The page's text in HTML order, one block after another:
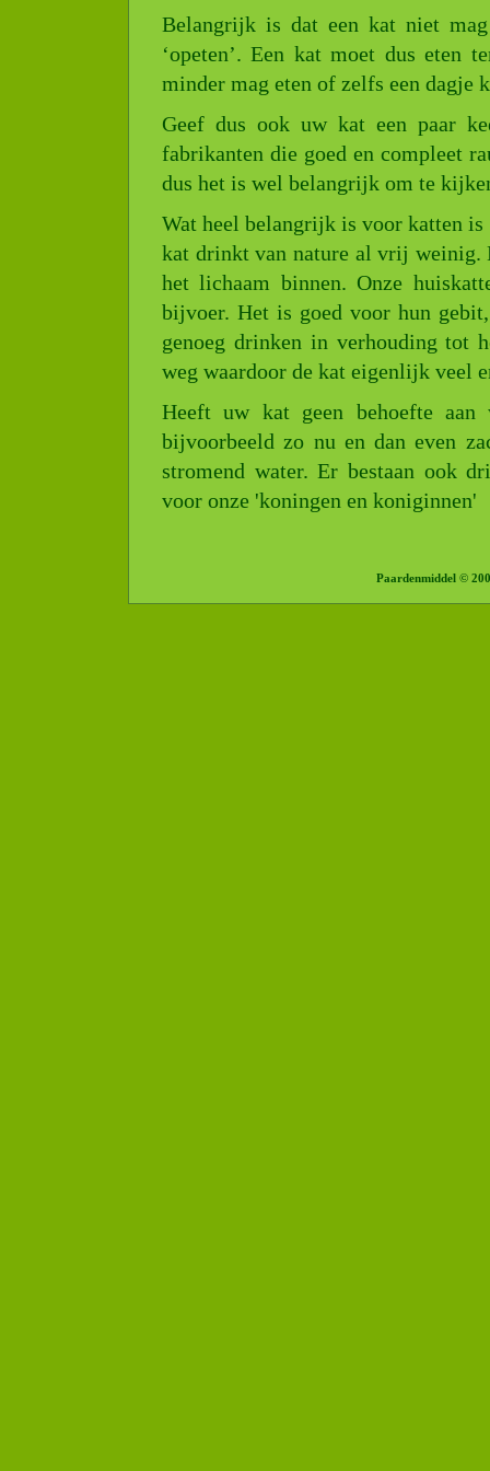
Belangrijk is dat een kat niet
‘opeten’. Een kat moet dus eten
minder mag eten of zelfs een dagje
Geef dus ook uw kat een paar
fabrikanten die goed en compleet
dus het is wel belangrijk om te
Wat heel belangrijk is voor katten
kat drinkt van nature al vrij weinig.
het lichaam binnen. Onze
bijvoer. Het is goed voor hun
genoeg drinken in verhouding tot
weg waardoor de kat eigenlijk veel
Heeft uw kat geen behoefte
bijvoorbeeld zo nu en dan even
stromend water. Er bestaan ook
voor onze 'koningen en koniginnen'
Paardenmiddel ©